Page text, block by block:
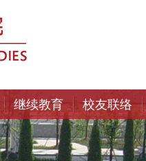
继续教育 校友联络